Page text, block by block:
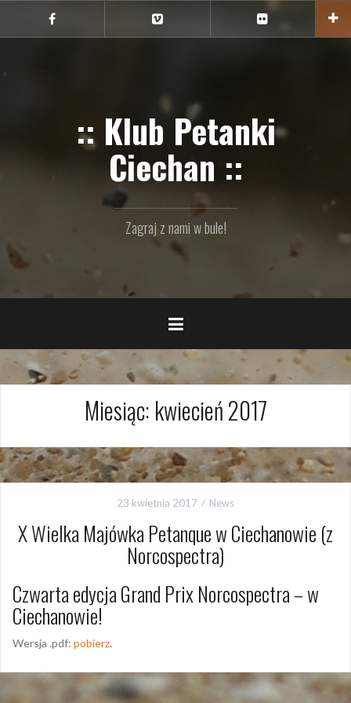
treści
Ciechan
na
na
na
:: Klub Petanki
Ciechan ::
Zagraj z nami w bule!
Miesiąc: kwiecień 2017
23 kwietnia 2017 News
X Wielka Majówka Petanque w Ciechanowie (z
Norcospectra)
Czwarta edycja Grand Prix Norcospectra – w
Ciechanowie!
Wersja .pdf: pobierz.